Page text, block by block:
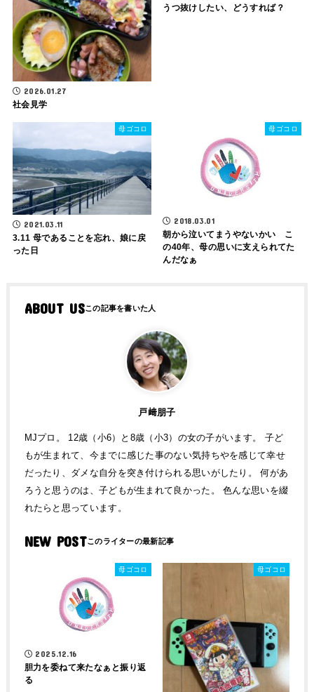
2026.01.27
社会見学
うつ抜けしたい、どうすれば？
母ゴコロ
2021.03.11
3.11 母であることを忘れ、娘に戻
った日
母ゴコロ
2018.03.01
朝から泣いてまうやないかい こ
の40年、母の思いに支えられてた
んだなぁ
ABOUT US
戸﨑朋子
MJプロ。 12歳（小6）と8歳（小3）の女の子がいます。 子ど
もが生まれて、今までに感じた事のない気持ちやを感じて幸せ
だったり、ダメな自分を突き付けられる思いがしたり。 何があ
ろうと思うのは、子どもが生まれて良かった。 色んな思いを綴
れたらと思っています。
NEW POST
母ゴコロ
2025.12.16
胆力を委ねて来たなぁと振り返
る
母ゴコロ